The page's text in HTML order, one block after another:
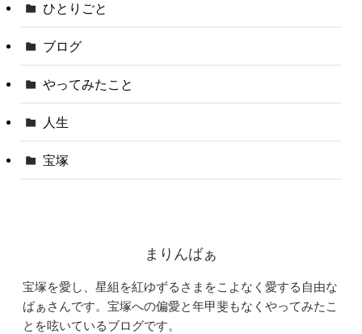
ひとりごと
ブログ
やってみたこと
人生
宝塚
まりんばぁ
宝塚を愛し、星組を紅ゆずるさまをこよなく愛する自由な
ばぁさんです。宝塚への偏愛と年甲斐もなくやってみたこ
とを呟いているブログです。